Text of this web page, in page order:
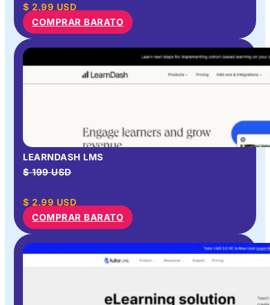
$ 2.99 USD
COMPRAR BARATO
LEARNDASH LMS
$ 199 USD
$ 2.99 USD
COMPRAR BARATO